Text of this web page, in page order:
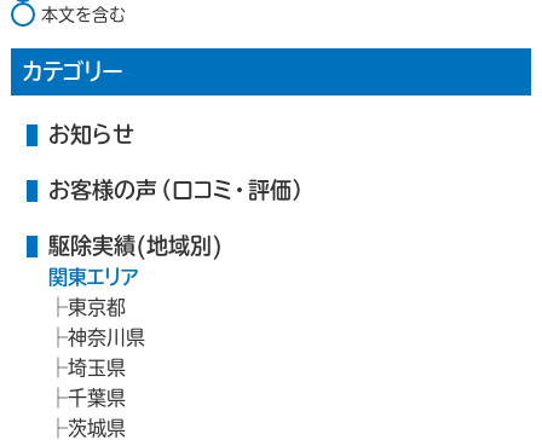
本文を含む
カテゴリー
お知らせ
お客様の声（口コミ・評価）
駆除実績(地域別)
関東エリア
東京都
神奈川県
埼玉県
千葉県
茨城県